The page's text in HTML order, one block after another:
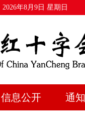
2026年8月9日 星期日
信息公开 通